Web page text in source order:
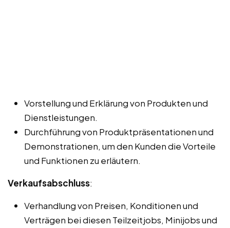
Vorstellung und Erklärung von Produkten und
Dienstleistungen.
Durchführung von Produktpräsentationen und
Demonstrationen, um den Kunden die Vorteile
und Funktionen zu erläutern.
Verkaufsabschluss:
Verhandlung von Preisen, Konditionen und
Verträgen bei diesen Teilzeitjobs, Minijobs und